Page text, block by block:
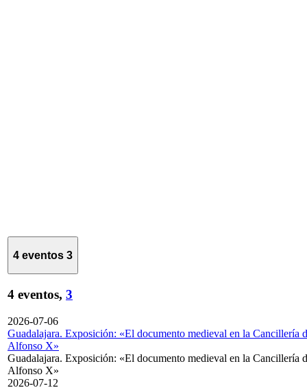
4 eventos 3
4 eventos, 3
2026-07-06
Guadalajara. Exposición: «El documento medieval en la Cancillería
Alfonso X»
Guadalajara. Exposición: «El documento medieval en la Cancillería
Alfonso X»
2026-07-12